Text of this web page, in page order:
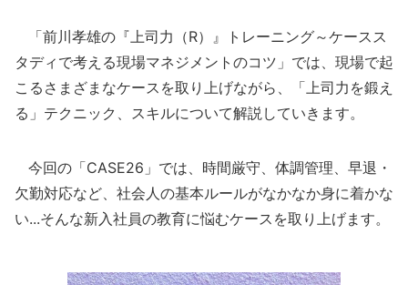
「前川孝雄の『上司力（R）』トレーニング～ケースス
タディで考える現場マネジメントのコツ」では、現場で起
こるさまざまなケースを取り上げながら、「上司力を鍛え
る」テクニック、スキルについて解説していきます。
今回の「CASE26」では、時間厳守、体調管理、早退・
欠勤対応など、社会人の基本ルールがなかなか身に着かな
い...そんな新入社員の教育に悩むケースを取り上げます。